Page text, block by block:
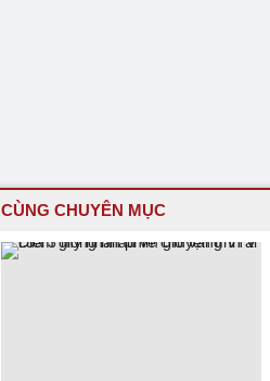
CÙNG CHUYÊN MỤC